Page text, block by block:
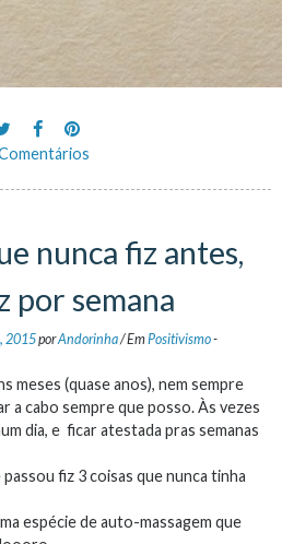
nunca fiz antes,
por semana
2015porAndorinha/EmPositivismo-
meses (quase anos), nem sempre
a cabo sempre que posso. Às vezes
dia, e ficar atestada pras semanas
fiz 3 coisas que nunca tinha
espécie de auto-massagem que